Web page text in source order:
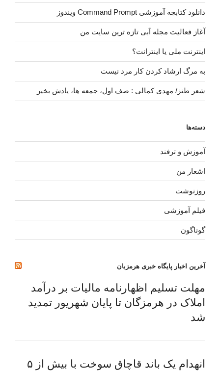
دانلود کتابچه آموزشی Command Prompt ویندوز
آغاز فعالیت مجله آبی تازه ترین سایت من
اینترنت ملی یا اینترانت؟
به مرگ ارشاد کردن کار مرد نیست
شعر طنز/ مهدی کمالی : صف اول، جمعه ها، یادش بخیر
دسته‌ها
آموزش و ترفند
اشعار من
روزنوشت
فیلم آموزشی
گوناگون
آخرین اخبار پایگاه خبری هرمزبان
مهلت تسلیم اظهارنامه مالیات بر درآمد
املاک در هرمزگان تا پایان شهریور تمدید
شد
انهدام یک باند قاچاق سوخت با بیش از ۵